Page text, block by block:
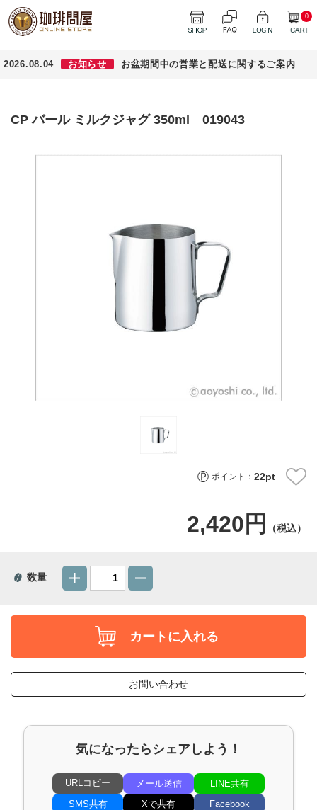
0
2026.08.04 お知らせ お盆期間中の営業と配送に関するご案内
CP バール ミルクジャグ 350ml 019043
ポイント：22pt
2,420円 （税込）
数量
カートに入れる
お問い合わせ
気になったらシェアしよう！
URLコピー メール送信
LINE共有
SMS共有
Xで共有 Facebook